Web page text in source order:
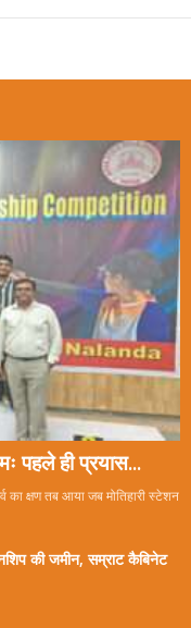
पहले ही प्रयास...
का क्षण तब आया जब मोतिहारी स्टेशन
की जमीन, सम्राट कैबिनेट